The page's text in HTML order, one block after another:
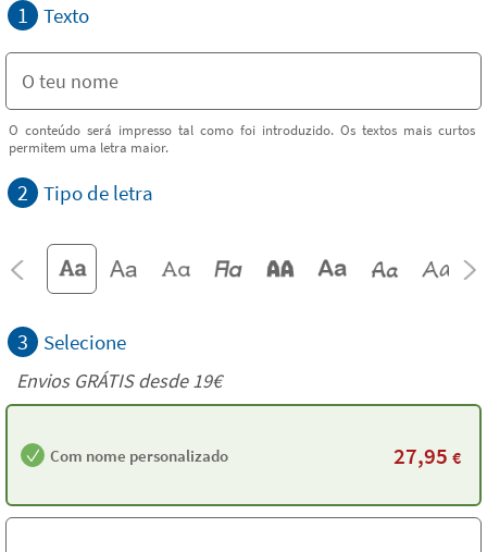
1 Texto
O conteúdo será impresso tal como foi introduzido. Os textos mais curtos
permitem uma letra maior.
2 Tipo de letra
3 Selecione
Envios GRÁTIS desde 19€
Com nome personalizado 27,95 €